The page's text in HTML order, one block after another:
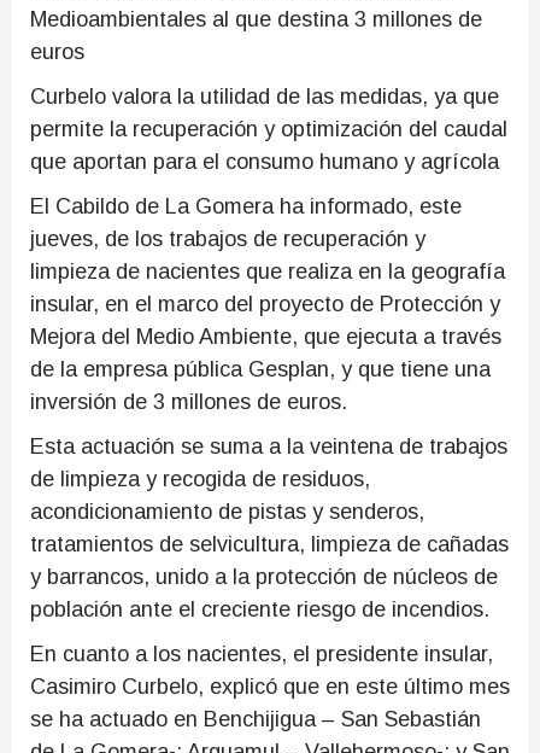
Medioambientales al que destina 3 millones de
euros
Curbelo valora la utilidad de las medidas, ya que
permite la recuperación y optimización del caudal
que aportan para el consumo humano y agrícola
El Cabildo de La Gomera ha informado, este
jueves, de los trabajos de recuperación y
limpieza de nacientes que realiza en la geografía
insular, en el marco del proyecto de Protección y
Mejora del Medio Ambiente, que ejecuta a través
de la empresa pública Gesplan, y que tiene una
inversión de 3 millones de euros.
Esta actuación se suma a la veintena de trabajos
de limpieza y recogida de residuos,
acondicionamiento de pistas y senderos,
tratamientos de selvicultura, limpieza de cañadas
y barrancos, unido a la protección de núcleos de
población ante el creciente riesgo de incendios.
En cuanto a los nacientes, el presidente insular,
Casimiro Curbelo, explicó que en este último mes
se ha actuado en Benchijigua – San Sebastián